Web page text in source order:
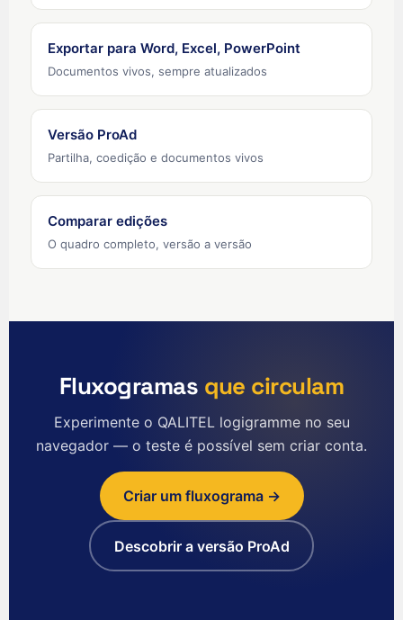
Exportar para Word, Excel, PowerPoint
Documentos vivos, sempre atualizados
Versão ProAd
Partilha, coedição e documentos vivos
Comparar edições
O quadro completo, versão a versão
Fluxogramas que circulam
Experimente o QALITEL logigramme no seu
navegador — o teste é possível sem criar conta.
Criar um fluxograma →
Descobrir a versão ProAd
English (UK)
Nederlands
Español
한국어
简体中文
Русский
العربية
English (US)
English (Australia)
English (Ireland)
English (South Africa)
English (India)